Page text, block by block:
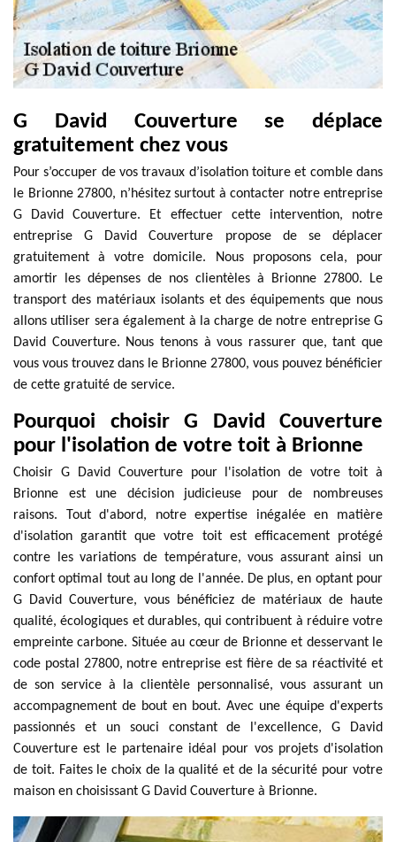
G David Couverture se déplace
gratuitement chez vous
Pour s’occuper de vos travaux d’isolation toiture et comble dans
le Brionne 27800, n’hésitez surtout à contacter notre entreprise
G David Couverture. Et effectuer cette intervention, notre
entreprise G David Couverture propose de se déplacer
gratuitement à votre domicile. Nous proposons cela, pour
amortir les dépenses de nos clientèles à Brionne 27800. Le
transport des matériaux isolants et des équipements que nous
allons utiliser sera également à la charge de notre entreprise G
David Couverture. Nous tenons à vous rassurer que, tant que
vous vous trouvez dans le Brionne 27800, vous pouvez bénéficier
de cette gratuité de service.
Pourquoi choisir G David Couverture
pour l'isolation de votre toit à Brionne
Choisir G David Couverture pour l'isolation de votre toit à
Brionne est une décision judicieuse pour de nombreuses
raisons. Tout d'abord, notre expertise inégalée en matière
d'isolation garantit que votre toit est efficacement protégé
contre les variations de température, vous assurant ainsi un
confort optimal tout au long de l'année. De plus, en optant pour
G David Couverture, vous bénéficiez de matériaux de haute
qualité, écologiques et durables, qui contribuent à réduire votre
empreinte carbone. Située au cœur de Brionne et desservant le
code postal 27800, notre entreprise est fière de sa réactivité et
de son service à la clientèle personnalisé, vous assurant un
accompagnement de bout en bout. Avec une équipe d'experts
passionnés et un souci constant de l'excellence, G David
Couverture est le partenaire idéal pour vos projets d'isolation
de toit. Faites le choix de la qualité et de la sécurité pour votre
maison en choisissant G David Couverture à Brionne.